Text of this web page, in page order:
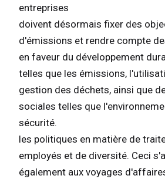
entreprises
doivent désormais fixer des
d'émissions et rendre compte
en faveur du développement
telles que les émissions,
gestion des déchets, ainsi que
sociales telles que
sécurité.
les politiques en matière de
employés et de diversité. Ceci
également aux voyages